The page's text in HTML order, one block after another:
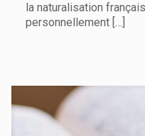
la naturalisation
personnellement[…]